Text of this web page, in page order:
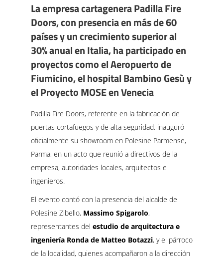
La empresa cartagenera Padilla Fire
Doors, con presencia en más de 60
países y un crecimiento superior al
30% anual en Italia, ha participado en
proyectos como el Aeropuerto de
Fiumicino, el hospital Bambino Gesù y
el Proyecto MOSE en Venecia
Padilla Fire Doors, referente en la fabricación de
puertas cortafuegos y de alta seguridad, inauguró
oficialmente su showroom en Polesine Parmense,
Parma, en un acto que reunió a directivos de la
empresa, autoridades locales, arquitectos e
ingenieros.
El evento contó con la presencia del alcalde de
Polesine Zibello, Massimo Spigarolo,
representantes del estudio de arquitectura e
ingeniería Ronda de Matteo Botazzi, y el párroco
de la localidad, quienes acompañaron a la dirección